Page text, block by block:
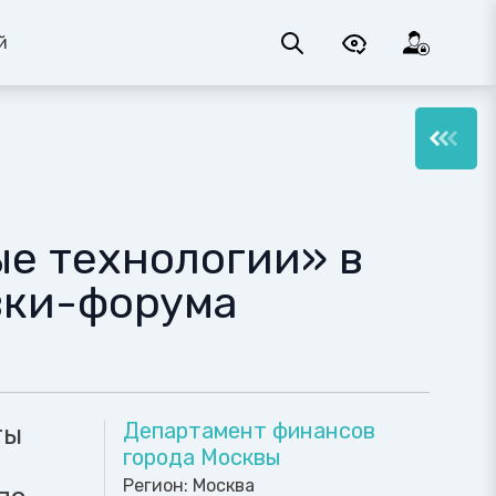
технологии» в
форума
Департамент финансов
города Москвы
Регион: Москва